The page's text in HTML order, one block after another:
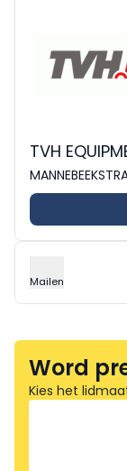
TVH
Mailen
Word
Kies het